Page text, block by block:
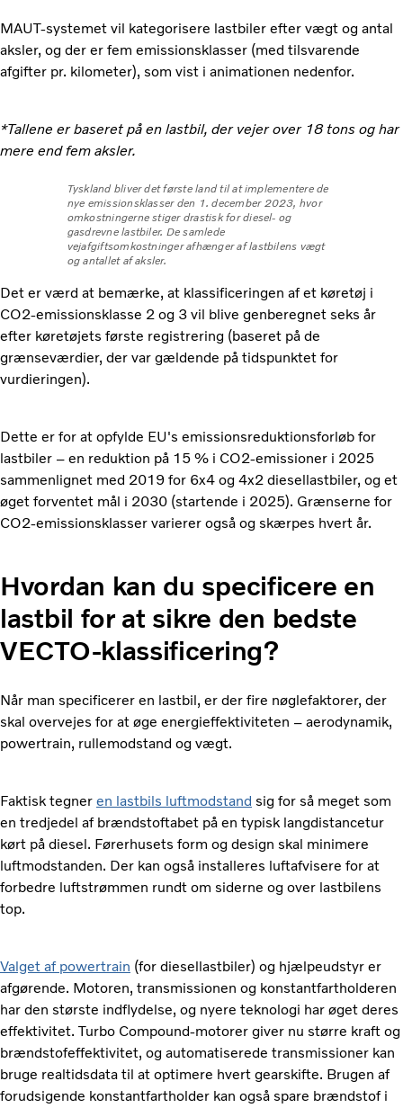
MAUT-systemet vil kategorisere lastbiler efter vægt og antal
aksler, og der er fem emissionsklasser (med tilsvarende
afgifter pr. kilometer), som vist i animationen nedenfor.
*Tallene er baseret på en lastbil, der vejer over 18 tons og har
mere end fem aksler.
Tyskland bliver det første land til at implementere de
nye emissionsklasser den 1. december 2023, hvor
omkostningerne stiger drastisk for diesel- og
gasdrevne lastbiler. De samlede
vejafgiftsomkostninger afhænger af lastbilens vægt
og antallet af aksler.
Det er værd at bemærke, at klassificeringen af ​​et køretøj i
CO2-emissionsklasse 2 og 3 vil blive genberegnet seks år
efter køretøjets første registrering (baseret på de
grænseværdier, der var gældende på tidspunktet for
vurdieringen).
Dette er for at opfylde EU's emissionsreduktionsforløb for
lastbiler – en reduktion på 15 % i CO2-emissioner i 2025
sammenlignet med 2019 for 6x4 og 4x2 diesellastbiler, og et
øget forventet mål i 2030 (startende i 2025). Grænserne for
CO2-emissionsklasser varierer også og skærpes hvert år.
Hvordan kan du specificere en
lastbil for at sikre den bedste
VECTO-klassificering?
Når man specificerer en lastbil, er der fire nøglefaktorer, der
skal overvejes for at øge energieffektiviteten – aerodynamik,
powertrain, rullemodstand og vægt.
Faktisk tegner en lastbils luftmodstand sig for så meget som
en tredjedel af brændstoftabet på en typisk langdistancetur
kørt på diesel. Førerhusets form og design skal minimere
luftmodstanden. Der kan også installeres luftafvisere for at
forbedre luftstrømmen rundt om siderne og over ​​lastbilens
top.
Valget af powertrain (for diesellastbiler) og hjælpeudstyr er
afgørende. Motoren, transmissionen og konstantfartholderen
har den største indflydelse, og nyere teknologi har øget deres
effektivitet. Turbo Compound-motorer giver nu større kraft og
brændstofeffektivitet, og automatiserede transmissioner kan
bruge realtidsdata til at optimere hvert gearskifte. Brugen af ​​
forudsigende konstantfartholder kan også spare brændstof i